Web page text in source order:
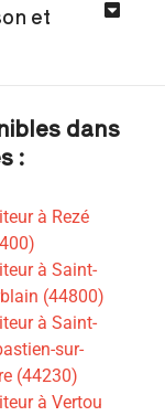
et
dans
:
à Rezé
à Saint-
(44800)
à Saint-
sur-
(44230)
à Vertou